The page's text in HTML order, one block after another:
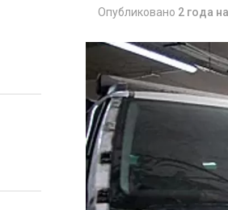
Опубликовано 2 года